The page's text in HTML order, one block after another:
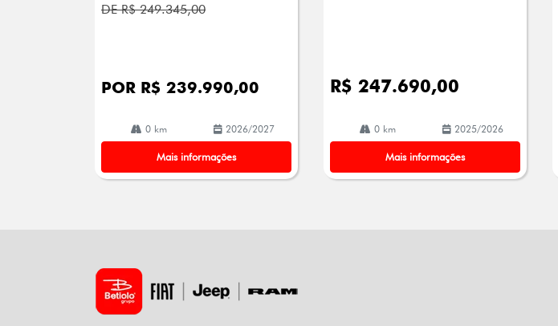
DE R$ 249.345,00
POR R$ 239.990,00
0 km 2026/2027
Mais informações
R$ 247.690,00
0 km 2025/2026
Mais informações